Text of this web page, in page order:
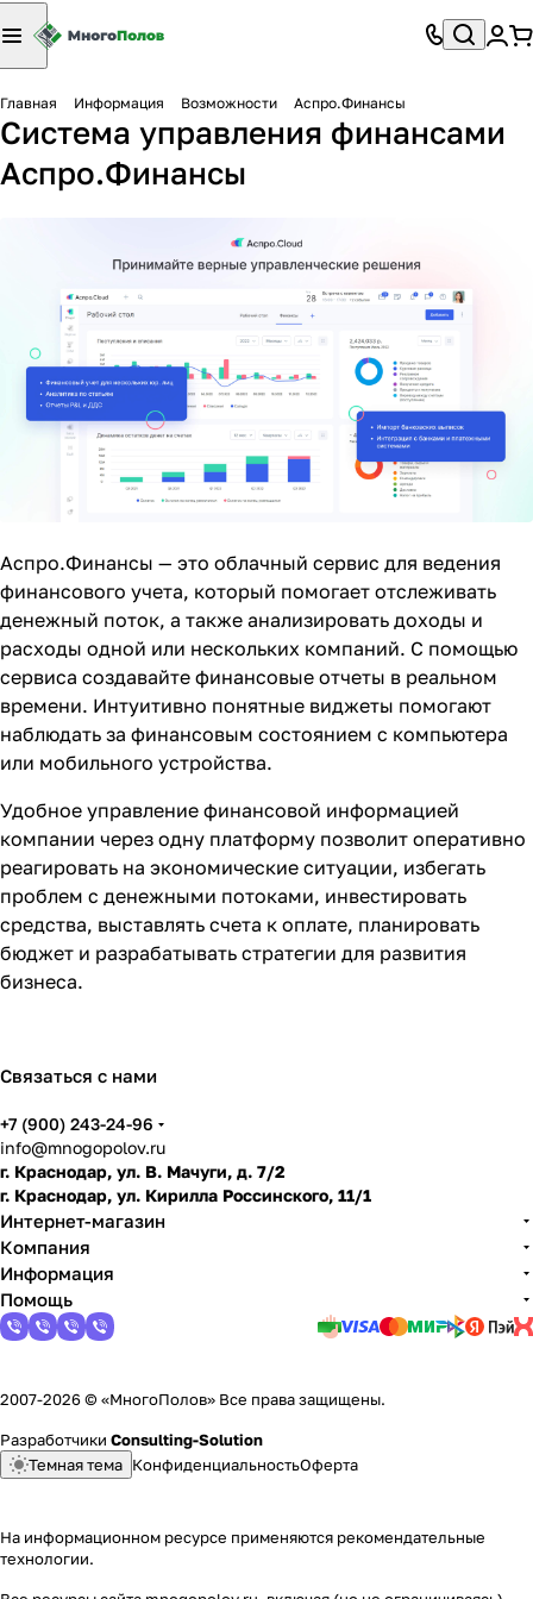
Главная Информация Возможности Аспро.Финансы
Система управления финансами
Аспро.Финансы
Аспро.Финансы — это облачный сервис для ведения
финансового учета, который помогает отслеживать
денежный поток, а также анализировать доходы и
расходы одной или нескольких компаний. С помощью
сервиса создавайте финансовые отчеты в реальном
времени. Интуитивно понятные виджеты помогают
наблюдать за финансовым состоянием с компьютера
или мобильного устройства.
Удобное управление финансовой информацией
компании через одну платформу позволит оперативно
реагировать на экономические ситуации, избегать
проблем с денежными потоками, инвестировать
средства, выставлять счета к оплате, планировать
бюджет и разрабатывать стратегии для развития
бизнеса.
Связаться с нами
+7 (900) 243-24-96
info@mnogopolov.ru
г. Краснодар, ул. В. Мачуги, д. 7/2
г. Краснодар, ул. Кирилла Россинского, 11/1
Интернет-магазин
Компания
Информация
Помощь
2007-2026 © «МногоПолов» Все права защищены.
Разработчики Consulting-Solution
Темная тема КонфиденциальностьОферта
На информационном ресурсе применяются рекомендательные
технологии.